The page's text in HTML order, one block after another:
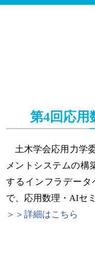
第4回応
土木学会応用力学
メントシステムの構
するインフラデー
で、応用数理・AIセ
＞＞詳細はこちら